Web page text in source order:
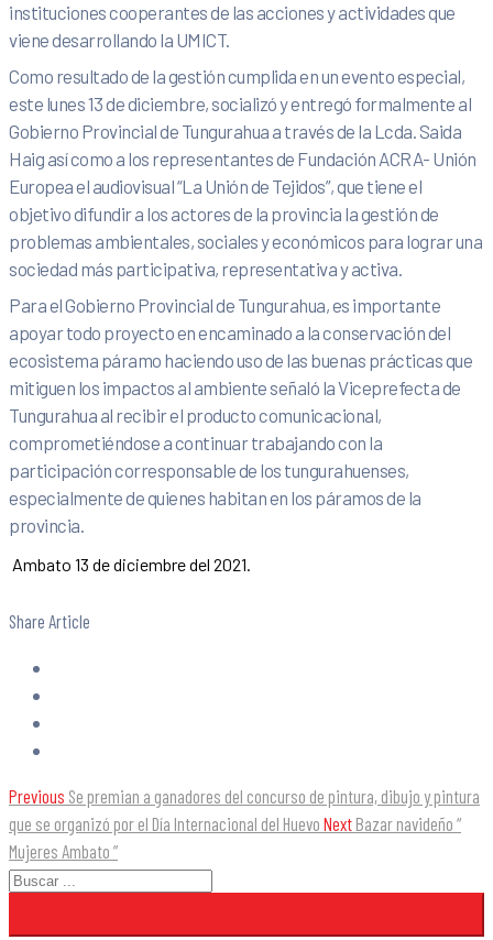
instituciones cooperantes de las acciones y actividades que
viene desarrollando la UMICT.
Como resultado de la gestión cumplida en un evento especial,
este lunes 13 de diciembre, socializó y entregó formalmente al
Gobierno Provincial de Tungurahua a través de la Lcda. Saida
Haig así como a los representantes de Fundación ACRA- Unión
Europea el audiovisual “La Unión de Tejidos”, que tiene el
objetivo difundir a los actores de la provincia la gestión de
problemas ambientales, sociales y económicos para lograr una
sociedad más participativa, representativa y activa.
Para el Gobierno Provincial de Tungurahua, es importante
apoyar todo proyecto en encaminado a la conservación del
ecosistema páramo haciendo uso de las buenas prácticas que
mitiguen los impactos al ambiente señaló la Viceprefecta de
Tungurahua al recibir el producto comunicacional,
comprometiéndose a continuar trabajando con la
participación corresponsable de los tungurahuenses,
especialmente de quienes habitan en los páramos de la
provincia.
Ambato 13 de diciembre del 2021.
Share Article
Previous Se premian a ganadores del concurso de pintura, dibujo y pintura
que se organizó por el Día Internacional del Huevo Next Bazar navideño “
Mujeres Ambato ”